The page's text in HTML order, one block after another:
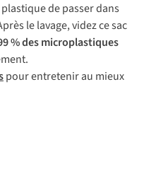
de passer dans
le lavage, videz ce sac
% des microplastiques
pour entretenir au mieux